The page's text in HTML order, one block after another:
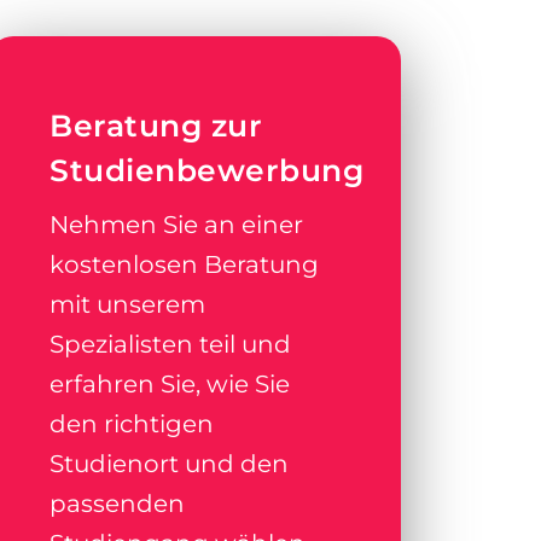
Beratung zur
Studienbewerbung
Nehmen Sie an einer
kostenlosen Beratung
mit unserem
Spezialisten teil und
erfahren Sie, wie Sie
den richtigen
Studienort und den
passenden